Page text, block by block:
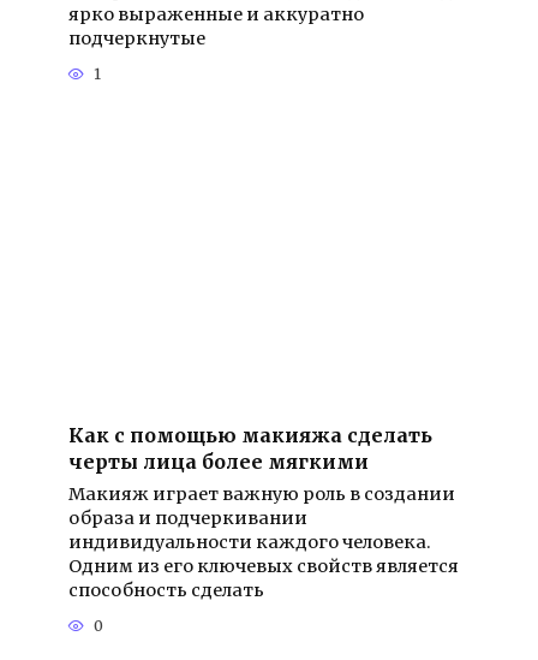
ярко выраженные и аккуратно
подчеркнутые
1
Как с помощью макияжа сделать
черты лица более мягкими
Макияж играет важную роль в создании
образа и подчеркивании
индивидуальности каждого человека.
Одним из его ключевых свойств является
способность сделать
0